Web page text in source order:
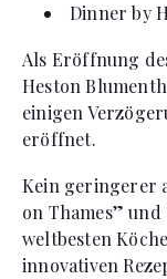
Dinner by
Als Eröffnung
Heston
einigen
eröffnet.
Kein geringerer
on Thames” und
weltbesten
innovativen